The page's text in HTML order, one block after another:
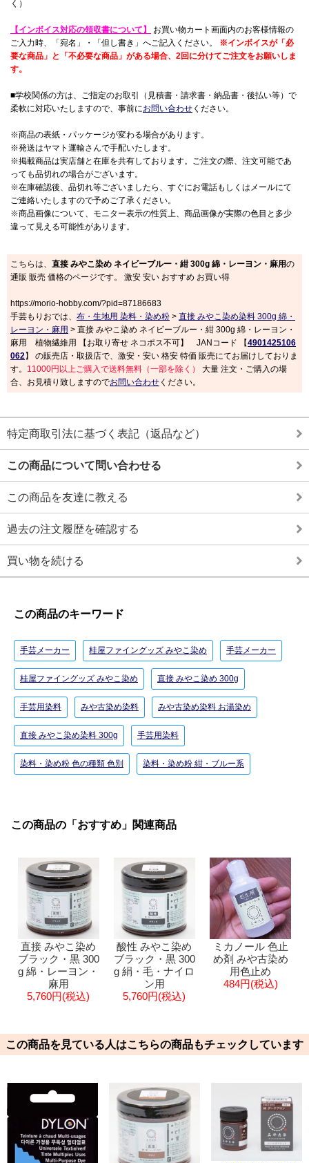
く）
【インボイス対応の領収書について】
お買い物カート画面内のお客様情報の
ご入力時、「宛名」・「但し書き」へご記入ください。 ※インボイスが「必
要な商品」と「不必要な商品」がある場合、2回に分けてご注文をお願いしま
す。
■学校関係の方は、ご指定のお取引（見積書・請求書・納品書・後払い等）で
柔軟に対応いたしますので、事前にお問い合わせ ください。
※商品の表紙・パッケージが変わる場合があります。
※発送はヤマト運輸さんで手配いたします。
※掲載商品は実店舗と在庫を共有しております。ご注文の際、注文可能であ
っても品切れの場合がございます。
※在庫確認後、品切れ等ございましたら、すぐにお電話もしくはメールにて
ご連絡いたしますので予めご了承ください。
※商品画像について、モニター表示の性質上、商品画像が実際の色目と多少
違って見える可能性があります。
こちらは、 直接 みやこ染め ネイビーブルー・紺 300g 綿・レーヨン・麻用の
通販 販売 価格のページです。 激安 安い おすすめ お買い得
https://morio-hobby.com/?pid=87186683
手芸もりおでは、 布・生地用 染料・染め粉 > 直接 みやこ染め染料 300g 綿・
レーヨン・麻用 > 直接 みやこ染め ネイビーブルー・紺 300g 綿・レーヨン・
麻用 植物繊維用 【お取り寄せ ネコポス不可】 JANコード 【4901425106
062】 の販売店・取扱店で、激安・安い 格安 特価 販売にてお届けしておりま
す。 11000円以上ご購入で送料無料（一部を除く）
大量 注文・ご購入の場
合、お見積り致しますのでお問い合わせ ください。
特定商取引法に基づく表記（返品など）
この商品について問い合わせる
この商品を友達に教える
過去の注文履歴を確認する
買い物を続ける
この商品のキーワード
手芸メーカー 桂屋ファイングッズ みやこ染め 手芸メーカー
桂屋ファイングッズ みやこ染め 直接 みやこ染め 300g
手芸用染料 みや古染め染料 みや古染め染料 お湯染め
直接 みやこ染め染料 300g 手芸用染料
染料・染め粉 色の種類 色別 染料・染め粉 紺・ブルー系
この商品の「おすすめ」関連商品
直接 みやこ染め
ブラック・黒 300
g 綿・レーヨン・
麻用
5,760円(税込)
酸性 みやこ染め
ブラック・黒 300
g 絹・毛・ナイロ
ン用
5,760円(税込)
ミカノール 色止
め剤 みや古染め
用色止め
484円(税込)
この商品を見ている人はこちらの商品もチェックしています